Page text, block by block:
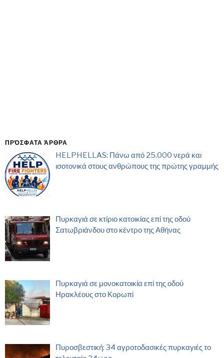
ΠΡΌΣΦΑΤΑ ΆΡΘΡΑ
HELPHELLAS: Πάνω από 25.000 νερά και
ισοτονικά στους ανθρώπους της πρώτης γραμμής
Πυρκαγιά σε κτίριο κατοικίας επί της οδού
Σατωβριάνδου στο κέντρο της Αθήνας
Πυρκαγιά σε μονοκατοικία επί της οδού
Ηρακλέους στο Κορωπί
Πυροσβεστική: 34 αγροτοδασικές πυρκαγιές το